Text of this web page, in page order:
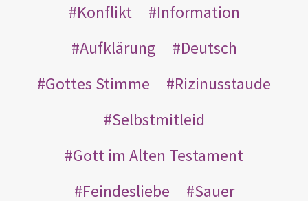
Konflikt
Information
Aufklärung
Deutsch
Gottes Stimme
Rizinusstaude
Selbstmitleid
Gott im Alten Testament
Feindesliebe
Sauer